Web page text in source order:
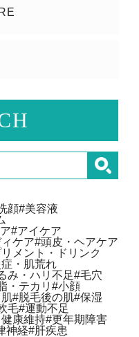
顔#美容液
#アイケア
ケア#頭皮・ヘアケア
メント・ドリンク
・肌荒れ
み・ハリ不足#毛穴
・テカリ #小顔
#脱毛後の肌#保湿
毛#運動不足
康維持#更年期障害
神経#肝疾患